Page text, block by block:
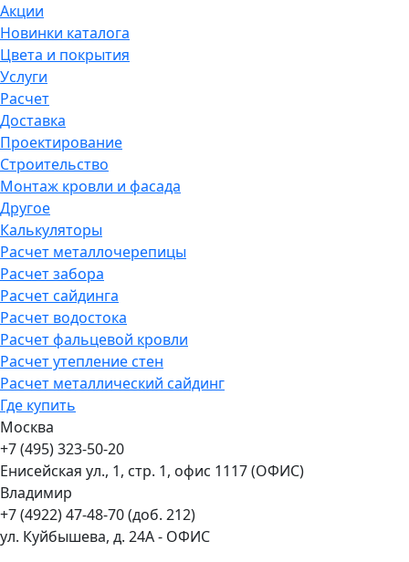
Акции
Новинки каталога
Цвета и покрытия
Услуги
Расчет
Доставка
Проектирование
Строительство
Монтаж кровли и фасада
Другое
Калькуляторы
Расчет металлочерепицы
Расчет забора
Расчет сайдинга
Расчет водостока
Расчет фальцевой кровли
Расчет утепление стен
Расчет металлический сайдинг
Где купить
Москва
+7 (495) 323-50-20
Енисейская ул., 1, стр. 1, офис 1117 (ОФИС)
Владимир
+7 (4922) 47-48-70 (доб. 212)
ул. Куйбышева, д. 24А - ОФИС